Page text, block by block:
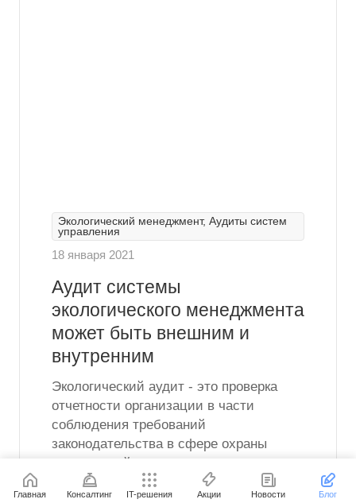
Экологический менеджмент, Аудиты систем
управления
18 января 2021
Аудит системы
экологического менеджмента
может быть внешним и
внутренним
Экологический аудит - это проверка
отчетности организации в части
соблюдения требований
законодательства в сфере охраны
окружающей среды, анализ
экологических рисков, а также в целом
Главная Консалтинг IT-решения Акции Новости Блог